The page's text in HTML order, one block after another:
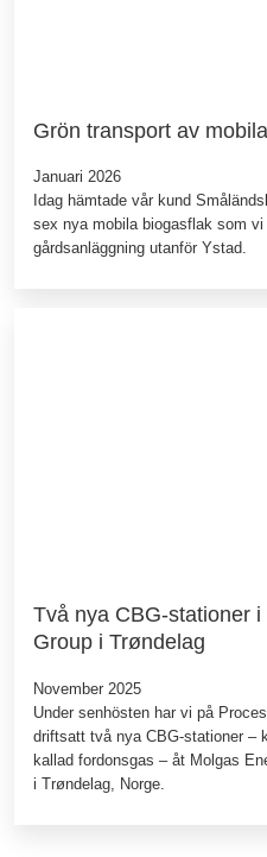
Grön transport av
Januari 2026
Idag hämtade vår kund
sex nya mobila biogasflak som
gårdsanläggning utanför Ystad.
Två nya CBG-stationer
Group i Trøndelag
November 2025
Under senhösten har vi på
driftsatt två nya CBG‑stationer –
kallad fordonsgas – åt Molgas
i Trøndelag, Norge.